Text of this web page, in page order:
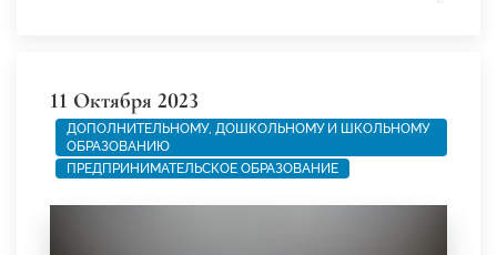
11 Октября 2023
ДОПОЛНИТЕЛЬНОМУ, ДОШКОЛЬНОМУ И ШКОЛЬНОМУ
ОБРАЗОВАНИЮ
ПРЕДПРИНИМАТЕЛЬСКОЕ ОБРАЗОВАНИЕ